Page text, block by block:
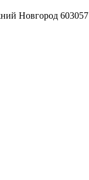
Новгород 603057